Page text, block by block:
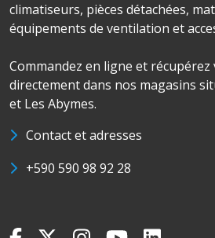
climatiseurs, pièces détachées,
équipements de ventilation et
Commandez en ligne et
directement dans nos magasins
et Les Abymes.
Contact et adresses
+590 590 98 92 28